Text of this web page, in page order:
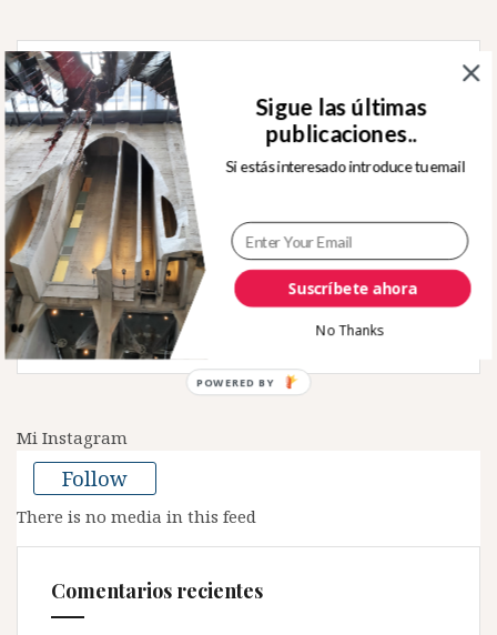
Buscar:
Sígueme en Twitter
Tweets by rafjuan
Mi Instagram
Follow
There is no media in this feed
Comentarios recientes
Suscríbete ahora
Sigue las últimas
publicaciones..
Si estás interesado introduce tu email
No Thanks
POWERED